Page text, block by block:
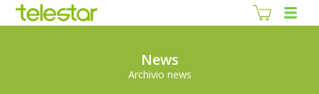
News
Archivio news